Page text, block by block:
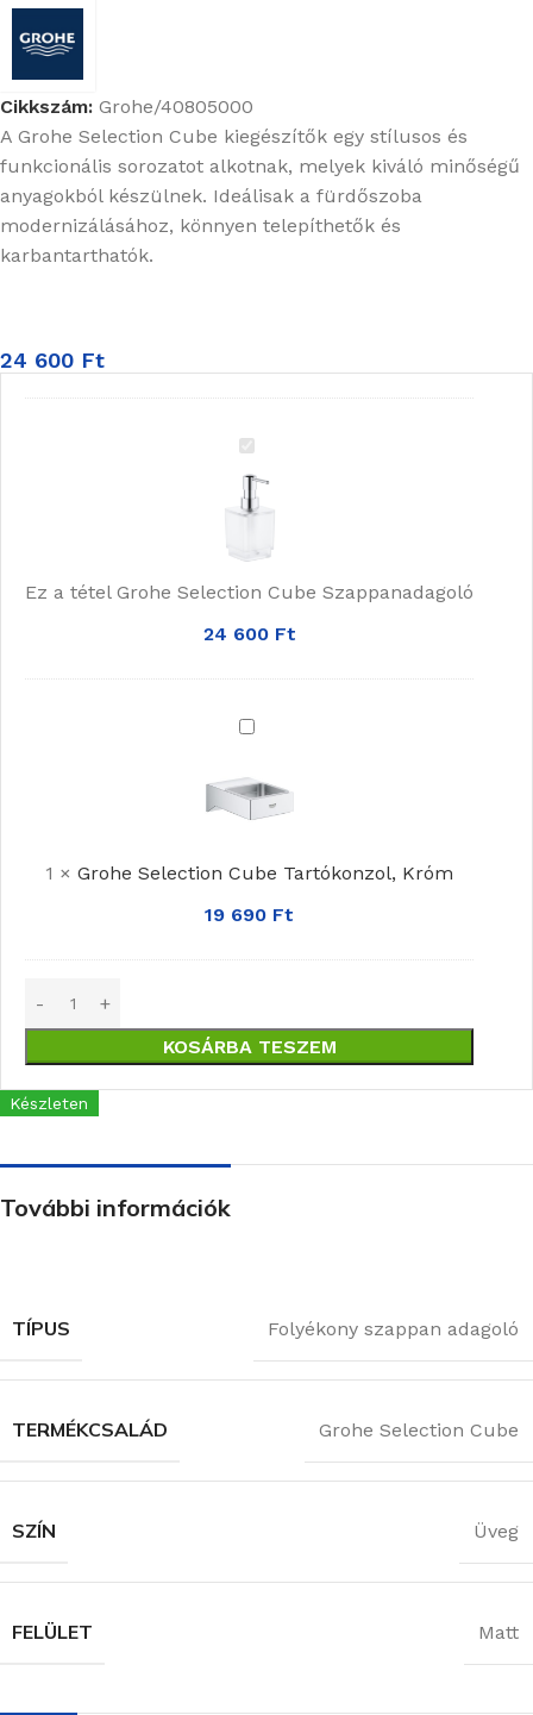
Cikkszám: Grohe/40805000
A Grohe Selection Cube kiegészítők egy stílusos és
funkcionális sorozatot alkotnak, melyek kiváló minőségű
anyagokból készülnek. Ideálisak a fürdőszoba
modernizálásához, könnyen telepíthetők és
karbantarthatók.
24 600 Ft
Grohe
Selection
Cube
Ez a tétel Grohe Selection Cube Szappanadagoló
24 600 Ft
Grohe
Cube
Tartókonzol,
1 × Grohe Selection Cube Tartókonzol, Króm
19 690 Ft
KOSÁRBA TESZEM
Készleten
További információk
TÍPUS Folyékony szappan adagoló
TERMÉKCSALÁD Grohe Selection Cube
SZÍN Üveg
FELÜLET Matt